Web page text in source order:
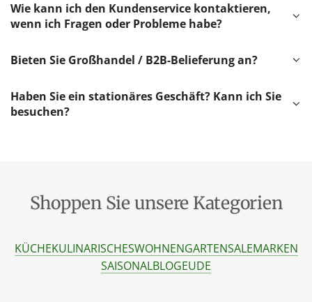
Wie kann ich den Kundenservice kontaktieren,
wenn ich Fragen oder Probleme habe?
Bieten Sie Großhandel / B2B-Belieferung an?
Haben Sie ein stationäres Geschäft? Kann ich Sie
besuchen?
Shoppen Sie unsere Kategorien
KÜCHEKULINARISCHESWOHNENGARTENSALEMARKEN
SAISONALBLOGEUDE